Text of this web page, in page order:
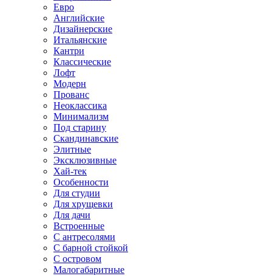
Евро
Английские
Дизайнерские
Итальянские
Кантри
Классические
Лофт
Модерн
Прованс
Неоклассика
Минимализм
Под старину
Скандинавские
Элитные
Эксклюзивные
Хай-тек
Особенности
Для студии
Для хрущевки
Для дачи
Встроенные
С антресолями
С барной стойкой
С островом
Малогабаритные